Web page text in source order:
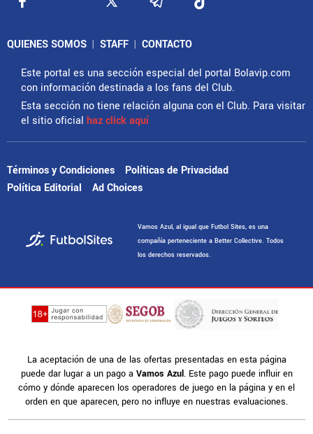
QUIENES SOMOS | STAFF | CONTACTO
Este portal es una sección especial del portal Bolavip.com
con información destinada a los fans del Club.
Esta sección no tiene relación alguna con el Club. Para visitar
el sitio oficial haz click aquí
Términos y Condiciones
Políticas de Privacidad
Política Editorial
Ad Choices
Vamos Azul, al igual que Futbol Sites, es una
compañía perteneciente a Better Collective. Todos
los derechos reservados.
La aceptación de una de las ofertas presentadas en esta página
puede dar lugar a un pago a Vamos Azul. Este pago puede influir en
cómo y dónde aparecen los operadores de juego en la página y en el
orden en que aparecen, pero no influye en nuestras evaluaciones.